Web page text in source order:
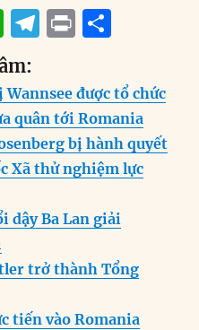
W
h
at
s
A
p
T
e
g
r
a
P
n
t
a
re
được tổ chức
quân tới Romania
bị hành quyết
Xã thử nghiệm lực
dậy Ba Lan giải
trở thành Tổng
tiến vào Romania